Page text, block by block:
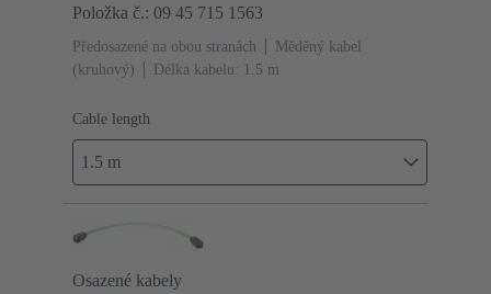
Položka č.: 09 45 715 1563
Předosazené na obou stranách
Měděný kabel
(kruhový)
Délka kabelu: 1.5 m
Cable length
1.5 m
Osazené kabely